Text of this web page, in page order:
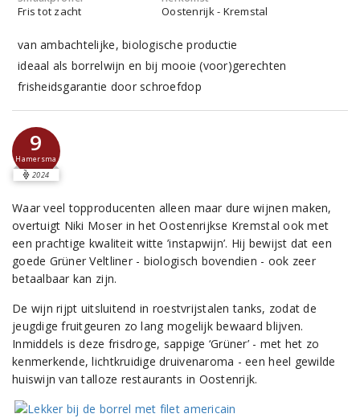
Fris tot zacht Oostenrijk - Kremstal
van ambachtelijke, biologische productie
ideaal als borrelwijn en bij mooie (voor)gerechten
frisheidsgarantie door schroefdop
9
Hamersma
2024
Waar veel topproducenten alleen maar dure wijnen maken,
overtuigt Niki Moser in het Oostenrijkse Kremstal ook met
een prachtige kwaliteit witte ’instapwijn’. Hij bewijst dat een
goede Grüner Veltliner - biologisch bovendien - ook zeer
betaalbaar kan zijn.
De wijn rijpt uitsluitend in roestvrijstalen tanks, zodat de
jeugdige fruitgeuren zo lang mogelijk bewaard blijven.
Inmiddels is deze frisdroge, sappige ‘Grüner’ - met het zo
kenmerkende, lichtkruidige druivenaroma - een heel gewilde
huiswijn van talloze restaurants in Oostenrijk.